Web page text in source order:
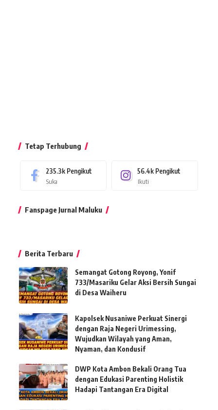
Tetap Terhubung
235.3k Pengikut
Suka
56.4k Pengikut
Ikuti
Fanspage Jurnal Maluku
Berita Terbaru
Semangat Gotong Royong, Yonif
733/Masariku Gelar Aksi Bersih Sungai
di Desa Waiheru
Kapolsek Nusaniwe Perkuat Sinergi
dengan Raja Negeri Urimessing,
Wujudkan Wilayah yang Aman,
Nyaman, dan Kondusif
DWP Kota Ambon Bekali Orang Tua
dengan Edukasi Parenting Holistik
Hadapi Tantangan Era Digital